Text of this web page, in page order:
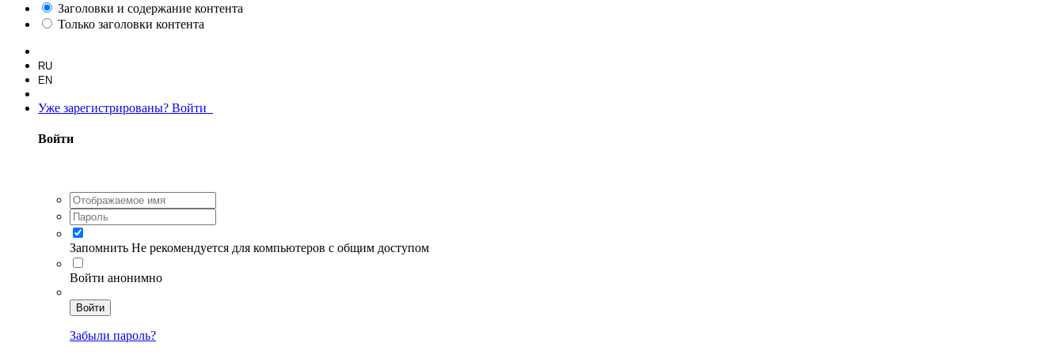
Заголовки и содержание контента
Только заголовки контента
RU
EN
Уже зарегистрированы? Войти
Войти
Запомнить Не рекомендуется для компьютеров с общим доступом
Войти анонимно
Войти
Забыли пароль?